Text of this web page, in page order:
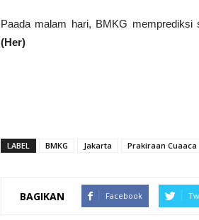
Paada malam hari, BMKG
(Her)
LABEL BMKG Jakarta Prakiraan Cuaaca
BAGIKAN Facebook